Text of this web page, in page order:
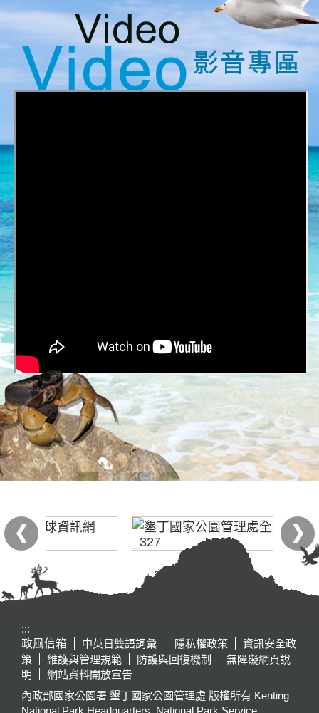
:::
政風信箱
中英日雙語詞彙 隱私權政策
資訊安全政
策
維護與管理規範 防護與回復機制
無障礙網頁說
明
網站資料開放宣告
內政部國家公園署 墾丁國家公園管理處 版權所有 Kenting
National Park Headquarters, National Park Service,